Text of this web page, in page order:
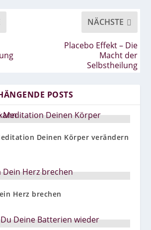
NÄCHSTE
Placebo Effekt – Die
Macht der
Selbstheilung
POSTS
Deinen Körper verändern
Herz brechen